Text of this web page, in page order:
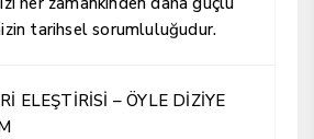
tarihsel sorumluluğudur.
ELEŞTİRİSİ – ÖYLE DİZİYE